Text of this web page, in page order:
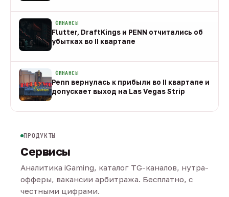
ФИНАНСЫ
Flutter, DraftKings и PENN отчитались об
убытках во II квартале
ФИНАНСЫ
Penn вернулась к прибыли во II квартале и
допускает выход на Las Vegas Strip
ПРОДУКТЫ
Сервисы
Аналитика iGaming, каталог TG-каналов, нутра-
офферы, вакансии арбитража. Бесплатно, с
честными цифрами.